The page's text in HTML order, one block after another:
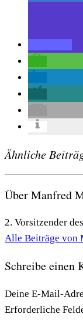
Ähnliche
Über Manfred
2. Vorsitzender
Alle Beiträge von
Schreibe einen
Deine E-Mail-
Erforderliche